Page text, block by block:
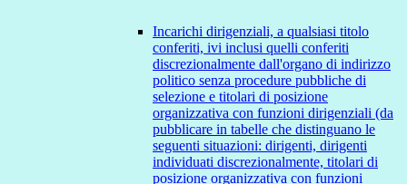
Incarichi dirigenziali, a qualsiasi titolo
conferiti, ivi inclusi quelli conferiti
discrezionalmente dall'organo di indirizzo
politico senza procedure pubbliche di
selezione e titolari di posizione
organizzativa con funzioni dirigenziali (da
pubblicare in tabelle che distinguano le
seguenti situazioni: dirigenti, dirigenti
individuati discrezionalmente, titolari di
posizione organizzativa con funzioni